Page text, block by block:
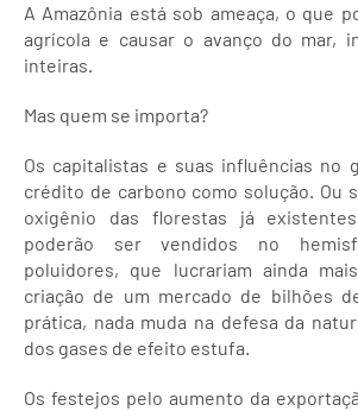
A Amazônia está sob ameaça, o que
agrícola e causar o avanço do mar,
inteiras.
Mas quem se importa?
Os capitalistas e suas influências no
crédito de carbono como solução. Ou
oxigênio das florestas já
poderão ser vendidos no
poluidores, que lucrariam ainda
criação de um mercado de bilhões
prática, nada muda na defesa da
dos gases de efeito estufa.
Os festejos pelo aumento da